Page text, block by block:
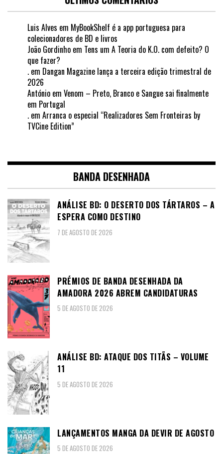
Luis Alves em MyBookShelf é a app portuguesa para
colecionadores de BD e livros
João Gordinho em Tens um A Teoria do K.O. com defeito? O
que fazer?
. em Dangan Magazine lança a terceira edição trimestral de
2026
António em Venom – Preto, Branco e Sangue sai finalmente
em Portugal
. em Arranca o especial “Realizadores Sem Fronteiras by
TVCine Edition”
BANDA DESENHADA
ANÁLISE BD: O DESERTO DOS TÁRTAROS – A
ESPERA COMO DESTINO
7 DE AGOSTO DE 2026
PRÉMIOS DE BANDA DESENHADA DA
AMADORA 2026 ABREM CANDIDATURAS
5 DE AGOSTO DE 2026
ANÁLISE BD: ATAQUE DOS TITÃS – VOLUME
11
5 DE AGOSTO DE 2026
LANÇAMENTOS MANGA DA DEVIR DE AGOSTO
5 DE AGOSTO DE 2026